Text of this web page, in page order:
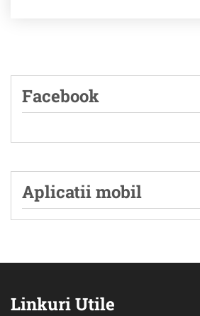
Facebook
Aplicatii mobil
Linkuri Utile